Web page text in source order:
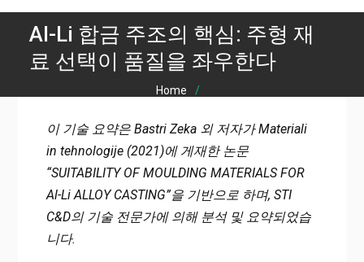
Al-Li 합금 주조의 핵심: 주형 재
료 선택이 품질을 좌우한다
Home
이 기술 요약은 Bastri Zeka 외 저자가 Materiali
in tehnologije (2021)에 게재한 논문
“SUITABILITY OF MOULDING MATERIALS FOR
Al-Li ALLOY CASTING”을 기반으로 하며, STI
C&D의 기술 전문가에 의해 분석 및 요약되었습
니다.